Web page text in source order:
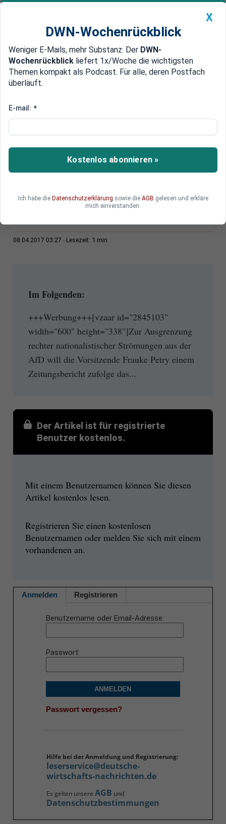
Newsticker MEIN DWN: Geldanlage Premium
Edelmetalle DWN-Magazin China
Gegen Extremisten
AfD: Petry will Antirassismus ins
Grundsatzprogramm schreiben
AfD: Petry will Antirassismus ins
08.04.2017 03:27 Lesezeit: 1 min
Im Folgenden:
+++Werbung+++[vzaar id="2845103"
width="600" height="338"]Zur Ausgrenzung
rechter nationalistischer Strömungen aus der
AfD will die Vorsitzende Frauke Petry einem
Zeitungsbericht zufolge das...
Der Artikel ist für registrierte
Benutzer kostenlos.
Mit einem Benutzernamen können Sie diesen
Artikel kostenlos lesen.
Registrieren Sie einen kostenlosen
Benutzernamen oder melden Sie sich mit einem
vorhandenen an.
Anmelden Registrieren
Benutzername oder Email-Adresse
Passwort
ANMELDEN
Passwort vergessen?
Hilfe bei der Anmeldung und Registrierung:
leserservice@deutsche-
wirtschafts-nachrichten.de
Es gelten unsere AGB und
Datenschutzbestimmungen
X
DWN-Wochenrückblick
Weniger E-Mails, mehr Substanz: Der DWN-
Wochenrückblick liefert 1x/Woche die wichtigsten
Themen kompakt als Podcast. Für alle, deren Postfach
überläuft.
E-mail: *
Kostenlos abonnieren »
Ich habe die Datenschutzerklärung sowie die AGB gelesen und erkläre
mich einverstanden.